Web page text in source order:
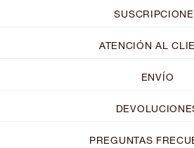
ATENCIÓN AL
ENVÍO
PREGUNTAS